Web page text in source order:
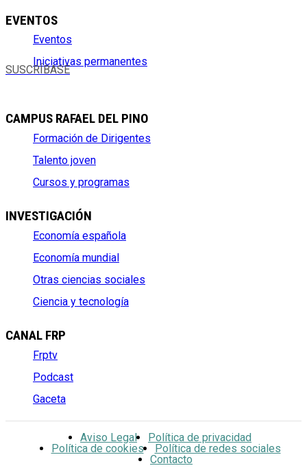
EVENTOS
Eventos
Iniciativas permanentes
SUSCRÍBASE
CAMPUS RAFAEL DEL PINO
Formación de Dirigentes
Talento joven
Cursos y programas
INVESTIGACIÓN
Economía española
Economía mundial
Otras ciencias sociales
Ciencia y tecnología
CANAL FRP
Frptv
Podcast
Gaceta
Aviso Legal
Política de privacidad
Política de cookies
Política de redes sociales
Contacto